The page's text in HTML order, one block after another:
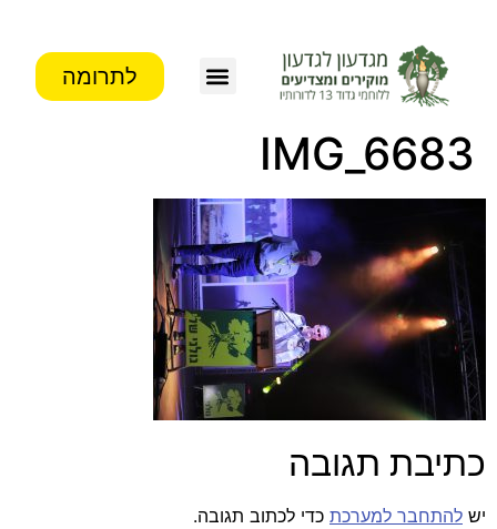
לתרומה
IMG_6683
כתיבת תגובה
יש להתחבר למערכת כדי לכתוב תגובה.